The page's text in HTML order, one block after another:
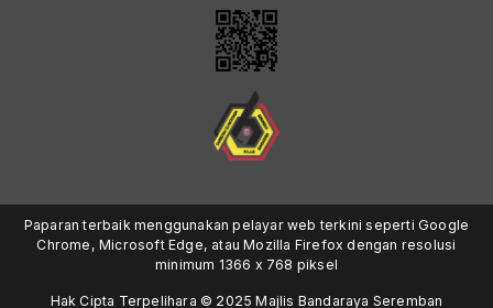
Paparan terbaik menggunakan pelayar web terkini seperti Google
Chrome, Microsoft Edge, atau Mozilla Firefox dengan resolusi
minimum 1366 x 768 piksel
Hak Cipta Terpelihara © 2025 Majlis Bandaraya Seremban